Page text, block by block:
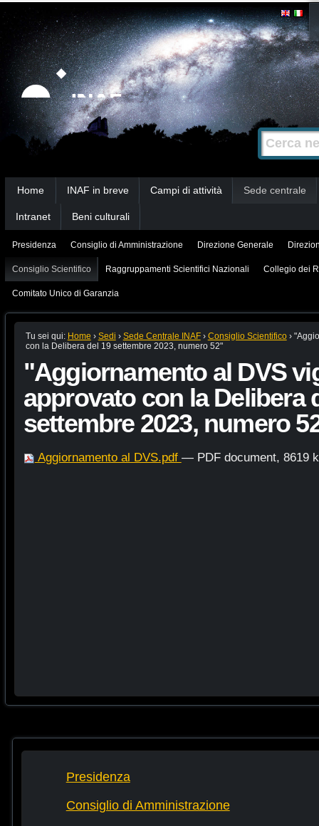
Strumenti
personali
Salta
contenuti.
|
Salta
alla
navigazione
Cerca nel
Ricerca
avanzata…
Home INAF in breve Campi di attività Sede centrale
Intranet Beni culturali
Presidenza Consiglio di Amministrazione Direzione Generale
Consiglio Scientifico Raggruppamenti Scientifici Nazionali Collegio dei
Comitato Unico di Garanzia
Tu sei qui: Home › Sedi › Sede Centrale INAF › Consiglio Scientifico ›
con la Delibera del 19 settembre 2023, numero 52"
"Aggiornamento al DVS
approvato con la Delibera
settembre 2023, numero
Aggiornamento al DVS.pdf — PDF document, 8619
Presidenza
Consiglio di Amministrazione